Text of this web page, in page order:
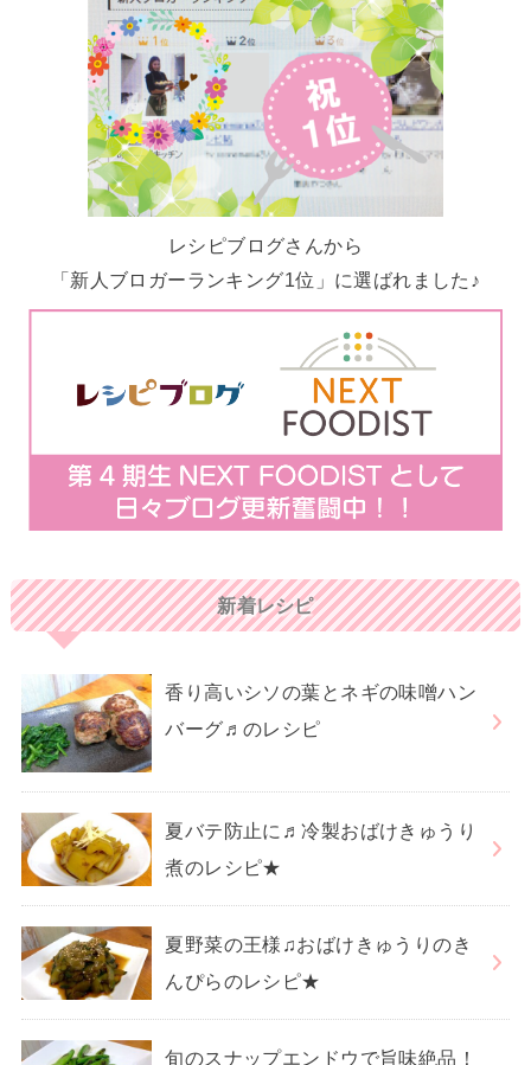
レシピブログさんから
「新人ブロガーランキング1位」に選ばれました♪
新着レシピ
香り高いシソの葉とネギの味噌ハン
バーグ♬のレシピ
夏バテ防止に♬冷製おばけきゅうり
煮のレシピ★
夏野菜の王様♫おばけきゅうりのき
んぴらのレシピ★
旬のスナップエンドウで旨味絶品！